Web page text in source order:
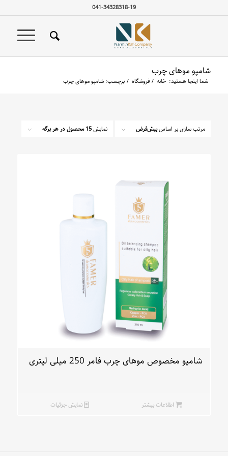
041-34328318-19
شامپو موهای چرب
شما اینجا هستید: خانه / فروشگاه / برچسب: شامپو موهای چرب
مرتب سازی بر اساسپیش‌فرض نمایش15 محصول در هر برگه
شامپو مخصوص موهای چرب فامر 250 میلی لیتری
اطلاعات بیشتر نمایش جزئیات